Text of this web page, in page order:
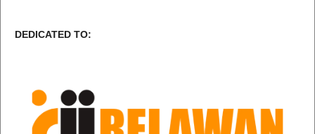
DEDICATED TO: